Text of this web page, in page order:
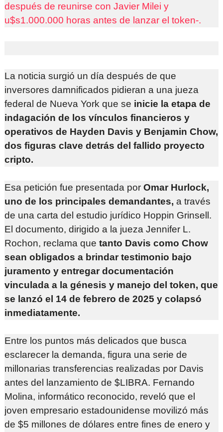
después de reunirse con Javier Milei y
u$s1.000.000 horas antes de lanzar el token-.
La noticia surgió un día después de que
inversores damnificados pidieran a una jueza
federal de Nueva York que se inicie la etapa de
indagación de los vínculos financieros y
operativos de Hayden Davis y Benjamin Chow,
dos figuras clave detrás del fallido proyecto
cripto.
Esa petición fue presentada porOmar Hurlock,
uno de los principales demandantes, a través
de una carta del estudio jurídico Hoppin Grinsell.
El documento, dirigido a la jueza Jennifer L.
Rochon, reclama que tanto Davis como Chow
sean obligados a brindar testimonio bajo
juramento y entregar documentación
vinculada a la génesis y manejo del token, que
se lanzó el 14 de febrero de 2025 y colapsó
inmediatamente.
Entre los puntos más delicados que busca
esclarecer la demanda, figura una serie de
millonarias transferencias realizadas por Davis
antes del lanzamiento de $LIBRA. Fernando
Molina, informático reconocido, reveló que el
joven empresario estadounidense movilizó más
de $5 millones de dólares entre fines de enero y